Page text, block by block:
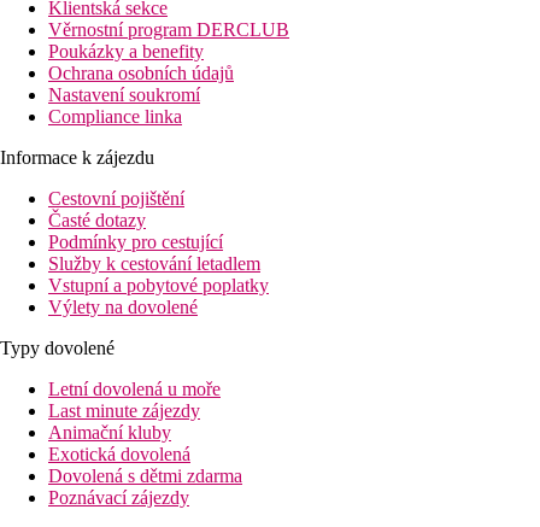
Klientská sekce
Věrnostní program DERCLUB
Poukázky a benefity
Ochrana osobních údajů
Nastavení soukromí
Compliance linka
Informace k zájezdu
Cestovní pojištění
Časté dotazy
Podmínky pro cestující
Služby k cestování letadlem
Vstupní a pobytové poplatky
Výlety na dovolené
Typy dovolené
Letní dovolená u moře
Last minute zájezdy
Animační kluby
Exotická dovolená
Dovolená s dětmi zdarma
Poznávací zájezdy